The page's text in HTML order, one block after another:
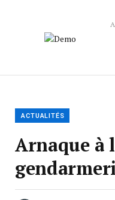
ACTUALITÉS
Arnaque à